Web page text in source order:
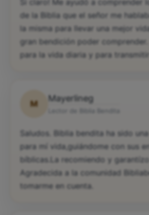
Si claro! Me ayudó a comprender
de la Biblia que el señor me
la misma para llevar una mejor
gran bendición poder
para la vida diaria y para
M
Mayerlineg
Saludos. Biblia bendita ha sido
para mí vida,guiándome con sus
bíblicas.La recomiendo y
Agradecida a la comunidad
tomarme en cuenta.